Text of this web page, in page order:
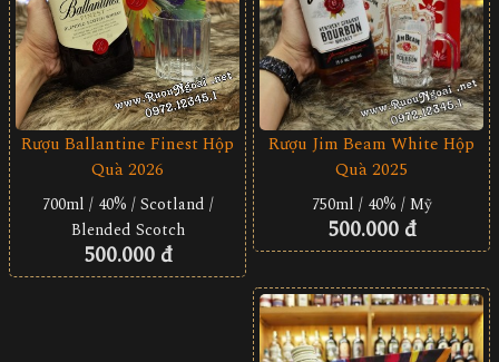
Rượu Ballantine Finest Hộp
Quà 2026
700ml / 40% / Scotland /
Blended Scotch
500.000 đ
Rượu Jim Beam White Hộp
Quà 2025
750ml / 40% / Mỹ
500.000 đ